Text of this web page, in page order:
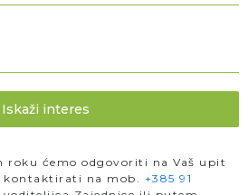
Iskaži interes
roku ćemo odgovoriti na Vaš upit
kontaktirati na mob. +385 91